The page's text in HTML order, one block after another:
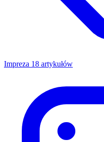
Impreza 18 artykułów